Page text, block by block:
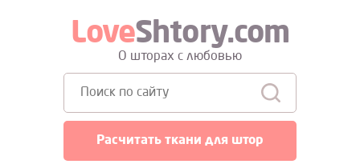
LoveShtory.com
О шторах с любовью
Расчитать ткани для штор